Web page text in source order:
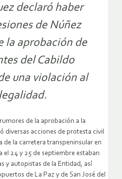
declaró haber
de Núñez
la aprobación de
del Cabildo
una violación al
de la aprobación a la
diversas acciones de protesta civil
de la carretera transpeninsular en
el 24 y 25 de septiembre estaban
y autopistas de la Entidad, así
de La Paz y de San José del